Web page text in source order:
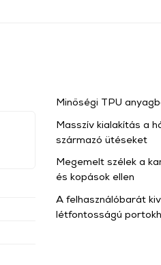
Minőségi TPU
Masszív kialakítás a
származó ütéseket
Megemelt szélek a
és kopások ellen
A felhasználóbarát
létfontosságú